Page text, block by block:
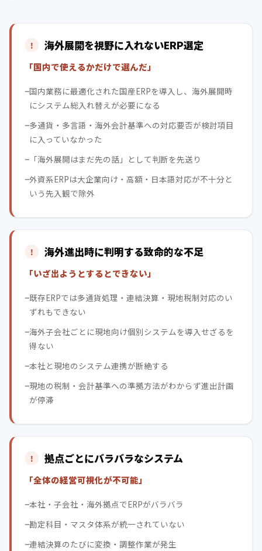
海外展開を視野に入れないERP選定
「国内で使えるかだけで選んだ」
国内業務に最適化された国産ERPを導入し、海外展開時
にシステム総入れ替えが必要になる
多通貨・多言語・海外会計基準への対応要否が検討項目
に入っていなかった
「海外展開はまだ先の話」として判断を先送り
外資系ERPは大企業向け・高額・日本語対応が不十分と
いう先入観で除外
海外進出時に判明する致命的な不足
「いざ出ようとするとできない」
既存ERPでは多通貨処理・連結決算・現地税制対応のい
ずれもできない
海外子会社ごとに現地向け個別システムを導入せざるを
得ない
本社と現地のシステム連携が断絶する
現地の税制・会計基準への準拠方法がわからず進出計画
が停滞
拠点ごとにバラバラなシステム
「全体の経営可視化が不可能」
本社・子会社・海外拠点でERPがバラバラ
勘定科目・マスタ体系が統一されていない
連結決算のたびに変換・調整作業が発生